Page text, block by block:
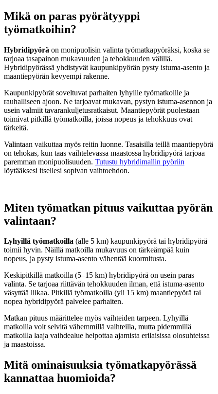
Mikä on paras pyörätyyppi
työmatkoihin?
Hybridipyörä on monipuolisin valinta työmatkapyöräksi, koska se
tarjoaa tasapainon mukavuuden ja tehokkuuden välillä.
Hybridipyörässä yhdistyvät kaupunkipyörän pysty istuma-asento ja
maantiepyörän kevyempi rakenne.
Kaupunkipyörät soveltuvat parhaiten lyhyille työmatkoille ja
rauhalliseen ajoon. Ne tarjoavat mukavan, pystyn istuma-asennon ja
usein valmiit tavarankuljetusratkaisut. Maantiepyörät puolestaan
toimivat pitkillä työmatkoilla, joissa nopeus ja tehokkuus ovat
tärkeitä.
Valintaan vaikuttaa myös reitin luonne. Tasaisilla teillä maantiepyörä
on tehokas, kun taas vaihtelevassa maastossa hybridipyörä tarjoaa
paremman monipuolisuuden. Tutustu hybridimallin pyöriin
löytääksesi itsellesi sopivan vaihtoehdon.
Miten työmatkan pituus vaikuttaa pyörän
valintaan?
Lyhyillä työmatkoilla (alle 5 km) kaupunkipyörä tai hybridipyörä
toimii hyvin. Näillä matkoilla mukavuus on tärkeämpää kuin
nopeus, ja pysty istuma-asento vähentää kuormitusta.
Keskipitkillä matkoilla (5–15 km) hybridipyörä on usein paras
valinta. Se tarjoaa riittävän tehokkuuden ilman, että istuma-asento
väsyttää liikaa. Pitkillä työmatkoilla (yli 15 km) maantiepyörä tai
nopea hybridipyörä palvelee parhaiten.
Matkan pituus määrittelee myös vaihteiden tarpeen. Lyhyillä
matkoilla voit selvitä vähemmillä vaihteilla, mutta pidemmillä
matkoilla laaja vaihdealue helpottaa ajamista erilaisissa olosuhteissa
ja maastoissa.
Mitä ominaisuuksia työmatkapyörässä
kannattaa huomioida?